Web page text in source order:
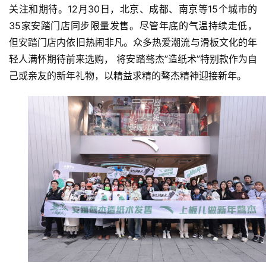
源
关注和期待。12月30日，北京、成都、南京等15个城市的
35家安踏门店同步限量发售。尽管年底的气温持续走低，
但安踏门店内依旧热闹非凡。众多热爱潮流与滑板文化的年
轻人满怀期待前来选购， 将安踏骜杰”造纸术”特别款作为自
己或亲友的新年礼物，以精益求精的骜杰精神迎接新年。